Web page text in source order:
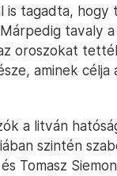
is tagadta, hogy
tavaly a
oroszokat
aminek
a litván
szintén
Tomasz